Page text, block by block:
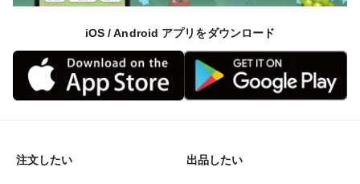
iOS / Android アプリをダウンロード
注文したい 出品したい